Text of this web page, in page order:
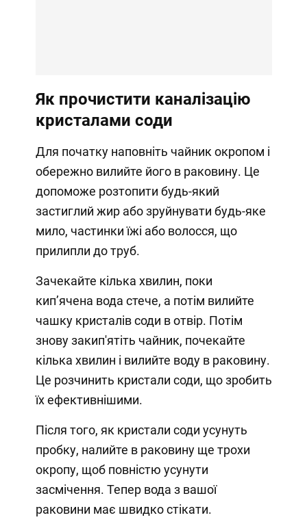
Як прочистити каналізацію
кристалами соди
Для початку наповніть чайник окропом і
обережно вилийте його в раковину. Це
допоможе розтопити будь-який
застиглий жир або зруйнувати будь-яке
мило, частинки їжі або волосся, що
прилипли до труб.
Зачекайте кілька хвилин, поки
кип’ячена вода стече, а потім вилийте
чашку кристалів соди в отвір. Потім
знову закип'ятіть чайник, почекайте
кілька хвилин і вилийте воду в раковину.
Це розчинить кристали соди, що зробить
їх ефективнішими.
Після того, як кристали соди усунуть
пробку, налийте в раковину ще трохи
окропу, щоб повністю усунути
засмічення. Тепер вода з вашої
раковини має швидко стікати.